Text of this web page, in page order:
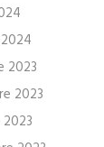
2023
2023